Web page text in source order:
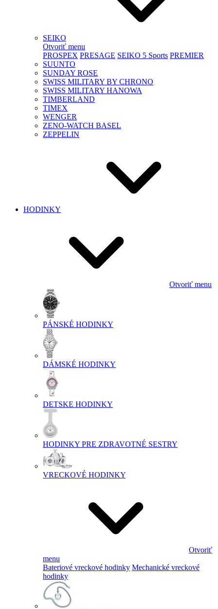
SEIKO
Otvoriť menu
PROSPEX PRESAGE SEIKO 5 Sports PREMIER
SUUNTO
SUNDAY ROSE
SWISS MILITARY BY CHRONO
SWISS MILITARY HANOWA
TIMBERLAND
TIMEX
WENGER
ZENO-WATCH BASEL
ZEPPELIN
HODINKY
Otvoriť menu
PÁNSKÉ HODINKY
DÁMSKÉ HODINKY
DETSKE HODINKY
HODINKY PRE ZDRAVOTNÉ SESTRY
VRECKOVÉ HODINKY
Otvoriť
menu
Bateriové vreckové hodinky Mechanické vreckové
hodinky